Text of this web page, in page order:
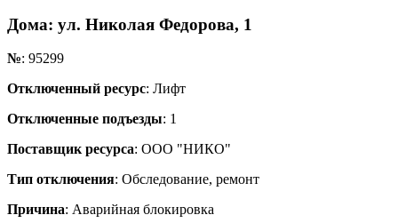
Дома: ул. Николая Федорова, 1
№: 95299
Отключенный ресурс: Лифт
Отключенные подъезды: 1
Поставщик ресурса: ООО "НИКО"
Тип отключения: Обследование, ремонт
Причина: Аварийная блокировка